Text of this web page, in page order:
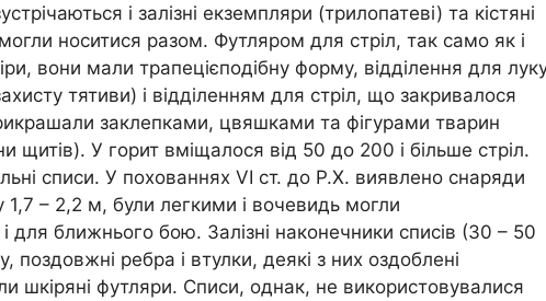
і залізні екземпляри (трилопатеві) та кістяні
носитися разом. Футляром для стріл, так само як і
вони мали трапецієподібну форму, відділення для
тятиви) і відділенням для стріл, що закривалося
заклепками, цвяшками та фігурами тварин
щитів). У горит вміщалося від 50 до 200 і більше стріл.
списи. У похованнях VI ст. до Р.Х. виявлено снаряди
– 2,2 м, були легкими і вочевидь могли
для ближнього бою. Залізні наконечники списів (30 – 50
ребра і втулки, деякі з них оздоблені
шкіряні футляри. Списи, однак, не використовувалися